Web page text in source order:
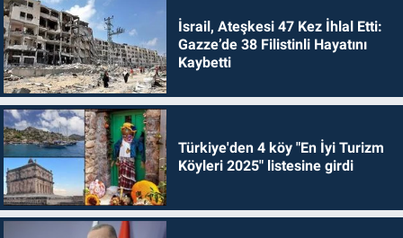
İsrail, Ateşkesi 47 Kez İhlal Etti:
Gazze’de 38 Filistinli Hayatını
Kaybetti
Türkiye'den 4 köy "En İyi Turizm
Köyleri 2025" listesine girdi